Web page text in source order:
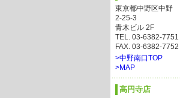
東京都中野区中野
2-25-3
青木ビル 2F
TEL. 03-6382-7751
FAX. 03-6382-7752
>中野南口TOP
>MAP
高円寺店